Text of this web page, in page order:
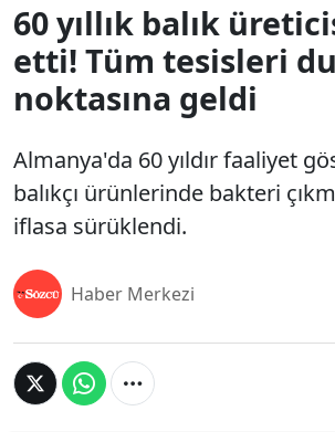
60 yıllık balık
etti! Tüm tesisleri
noktasına geldi
Almanya'da 60 yıldır faaliyet
balıkçı ürünlerinde bakteri
iflasa sürüklendi.
Haber Merkezi